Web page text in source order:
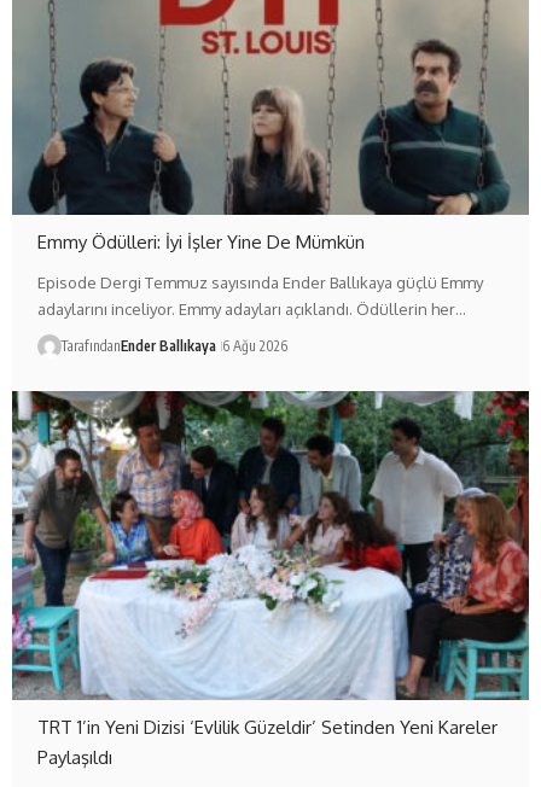
Emmy Ödülleri: İyi İşler Yine De Mümkün
Episode Dergi Temmuz sayısında Ender Ballıkaya güçlü Emmy
adaylarını inceliyor. Emmy adayları açıklandı. Ödüllerin her…
TarafındanEnder Ballıkaya 6 Ağu 2026
TRT 1’in Yeni Dizisi ‘Evlilik Güzeldir’ Setinden Yeni Kareler
Paylaşıldı